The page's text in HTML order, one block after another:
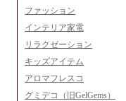
ファッション
インテリア家電
リラクゼーション
キッズアイテム
アロマフレスコ
グミデコ（旧GelGems）